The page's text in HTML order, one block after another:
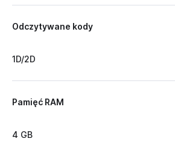
Odczytywane kody
1D/2D
Pamięć RAM
4 GB